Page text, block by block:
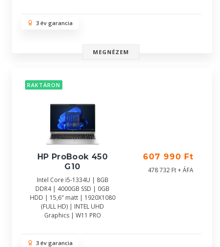
3 év garancia
MEGNÉZEM
RAKTÁRON
HP ProBook 450
G10
Intel Core i5-1334U | 8GB
DDR4 | 4000GB SSD | 0GB
HDD | 15,6" matt | 1920X1080
(FULL HD) | INTEL UHD
Graphics | W11 PRO
607 990 Ft
478 732 Ft + ÁFA
3 év garancia